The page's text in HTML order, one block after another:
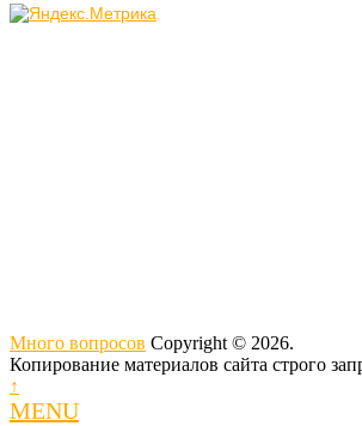
Много вопросов Copyright © 2026.
Копирование материалов сайта строго
↑
MENU